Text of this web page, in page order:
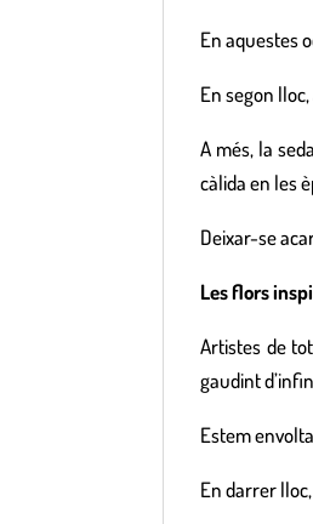
En aquestes
En segon
A més, la
càlida en les
Deixar-se
Les flors
Artistes de
gaudint
Estem
En darrer